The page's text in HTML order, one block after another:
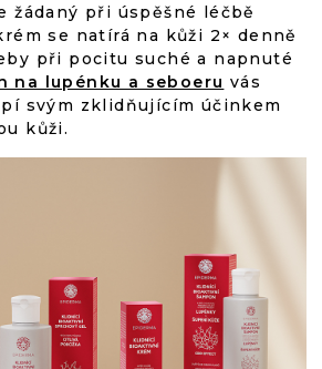
žádaný při úspěšné léčbě
se natírá na kůži 2× denně
při pocitu suché a napnuté
na lupénku a seboeru vás
svým zklidňujícím účinkem
kůži.